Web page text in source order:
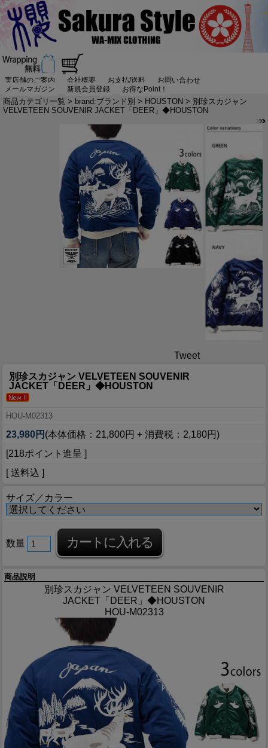
実店舗のご案内 会社概要 お支払/送料
お問い合わせ
メールマガジン
新規会員登録 お得なPoint！
商品カテゴリ一覧 > brand:ブランド別 > HOUSTON > 別珍スカジャン
VELVETEEN SOUVENIR JACKET「DEER」◆HOUSTON
Tweet
別珍スカジャン VELVETEEN SOUVENIR
JACKET「DEER」◆HOUSTON
HOU-M02313
23,980円 (本体価格：21,800円 + 消費税：2,180円)
[218ポイント進呈 ]
[ 送料込 ]
サイズ／カラー
数量
商品説明
別珍スカジャン VELVETEEN SOUVENIR
JACKET「DEER」◆HOUSTON
HOU-M02313